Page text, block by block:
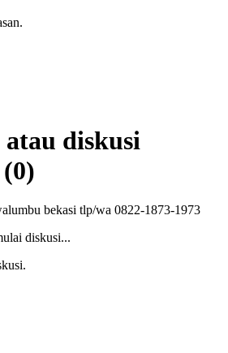
diskusi
0)
bekasi tlp/wa 0822-1873-1973
diskusi...